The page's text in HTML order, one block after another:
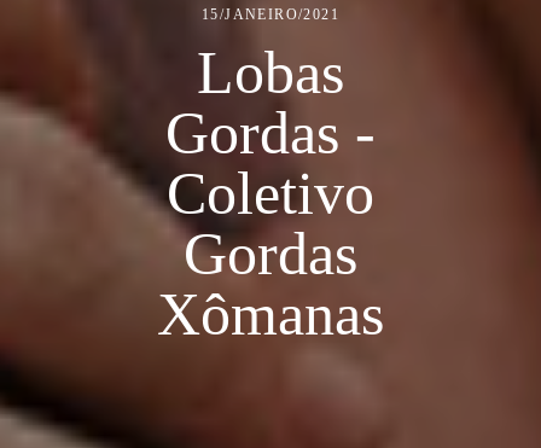
15/JANEIRO/2021
Lobas
Gordas -
Coletivo
Gordas
Xômanas